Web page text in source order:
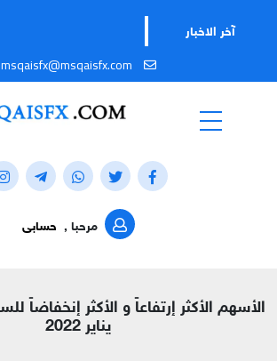
آخر الاخبار
msqaisfx@msqaisfx.com
مرحبا , حسابى
يناير 2022